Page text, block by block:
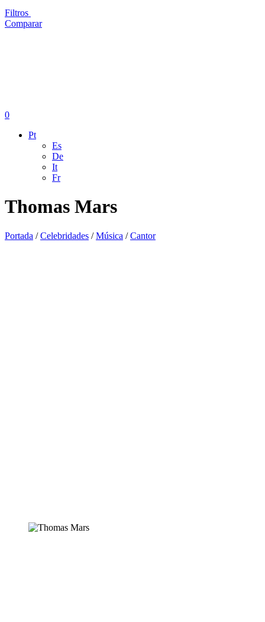
Filtros
Comparar
0
Pt
Es
De
It
Fr
Thomas Mars
Portada /Celebridades /Música /Cantor